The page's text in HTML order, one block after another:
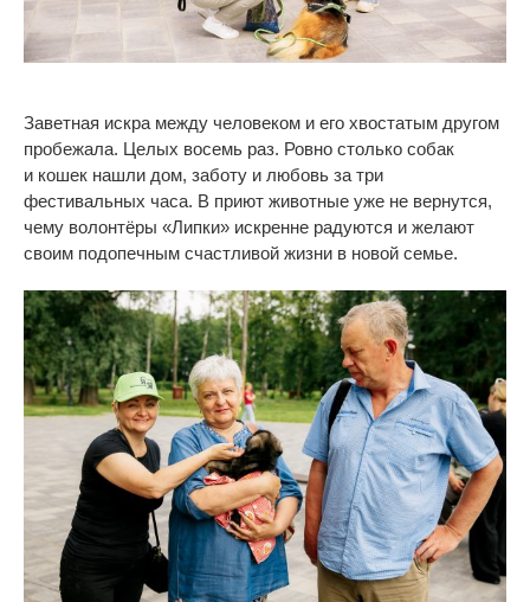
Заветная искра между человеком и его хвостатым другом
пробежала. Целых восемь раз. Ровно столько собак
и кошек нашли дом, заботу и любовь за три
фестивальных часа. В приют животные уже не вернутся,
чему волонтёры «Липки» искренне радуются и желают
своим подопечным счастливой жизни в новой семье.